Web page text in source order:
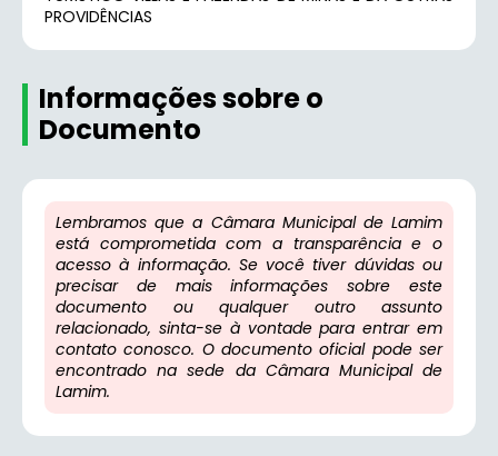
PROVIDÊNCIAS
Informações sobre o
Documento
Lembramos que a Câmara Municipal de Lamim
está comprometida com a transparência e o
acesso à informação. Se você tiver dúvidas ou
precisar de mais informações sobre este
documento ou qualquer outro assunto
relacionado, sinta-se à vontade para entrar em
contato conosco. O documento oficial pode ser
encontrado na sede da Câmara Municipal de
Lamim.